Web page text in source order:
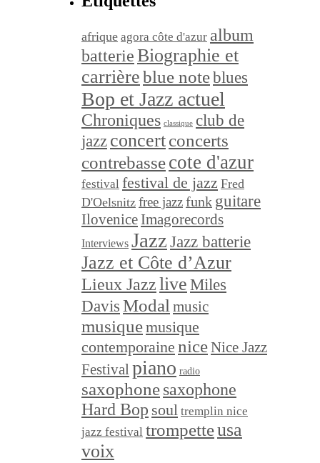
afrique agora côte d'azur album
batterieBiographie et
carrièreblue noteblues
Bop et Jazz actuel
Chroniques classique club de
jazz concertconcerts
contrebassecote d'azur
festival festival de jazz Fred
D'Oelsnitz free jazzfunk guitare
Ilovenice Imagorecords
Interviews Jazz Jazz batterie
Jazz et Côte d’Azur
Lieux Jazzlive Miles
Davis Modal music
musiquemusique
contemporaine niceNice Jazz
Festivalpiano radio
saxophonesaxophone
Hard Bop soul tremplin nice
jazz festival trompetteusa
voix